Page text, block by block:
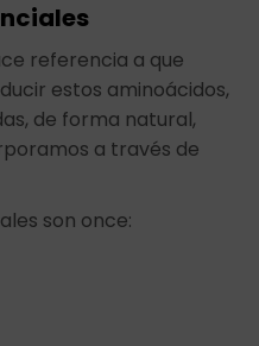
referencia a que
estos aminoácidos,
de forma natural,
a través de
son once: